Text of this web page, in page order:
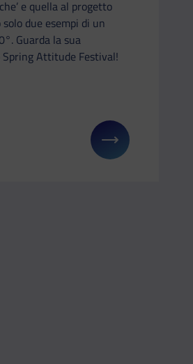
e quella al progetto
solo due esempi di un
Guarda la sua
Attitude Festival!
ad avere maggiori dettagli su: